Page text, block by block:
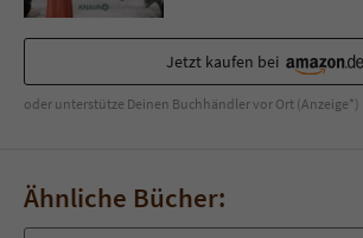
Jetzt kaufen bei
oder unterstütze Deinen Buchhändler vor Ort (Anzeige*)
Ähnliche Bücher: